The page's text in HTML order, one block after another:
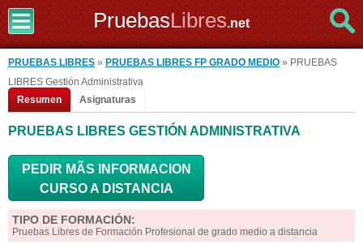
PruebasLibres.net
PRUEBAS LIBRES » PRUEBAS LIBRES FP GRADO MEDIO » PRUEBAS
LIBRES Gestión Administrativa
Resumen
Asignaturas
PRUEBAS LIBRES GESTIÓN ADMINISTRATIVA
PEDIR MÃS INFORMACION
CURSO A DISTANCIA
TIPO DE FORMACIÓN:
Pruebas Libres de Formación Profesional de grado medio a distancia